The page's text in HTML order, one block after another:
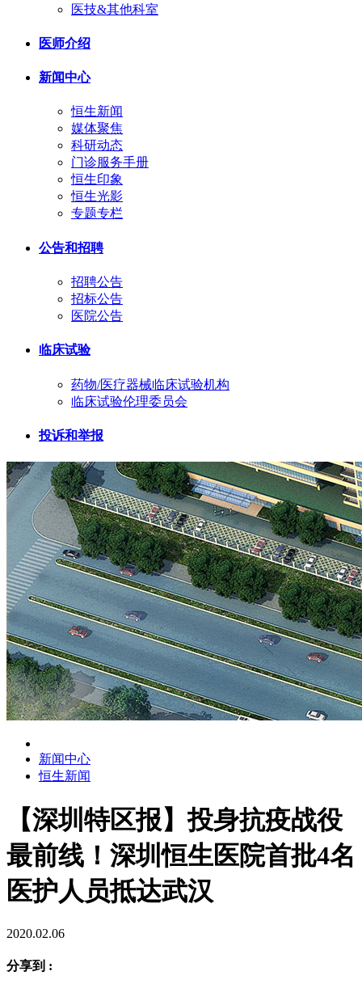
医技&其他科室
医师介绍
新闻中心
恒生新闻
媒体聚焦
科研动态
门诊服务手册
恒生印象
恒生光影
专题专栏
公告和招聘
招聘公告
招标公告
医院公告
临床试验
药物/医疗器械临床试验机构
临床试验伦理委员会
投诉和举报
新闻中心
恒生新闻
【深圳特区报】投身抗疫战役
最前线！深圳恒生医院首批4名
医护人员抵达武汉
2020.02.06
分享到 :